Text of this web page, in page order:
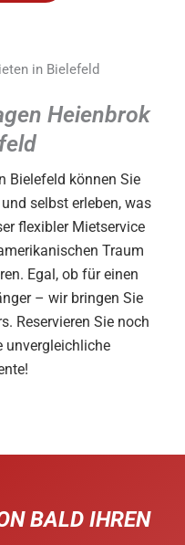
Heienbrok
Bielefeld können Sie
selbst erleben, was
flexibler Mietservice
Traum
Egal, ob für einen
– wir bringen Sie
Reservieren Sie noch
unvergleichliche
BALD IHREN